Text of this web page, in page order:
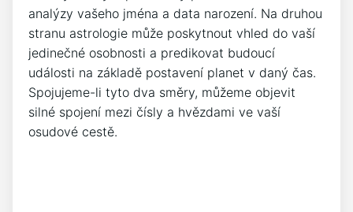
analýzy vašeho jména a data narození. Na druhou
stranu astrologie může poskytnout vhled do vaší
jedinečné osobnosti a predikovat budoucí
události na základě postavení planet v daný čas.
Spojujeme-li tyto dva směry, můžeme objevit
silné spojení mezi čísly a hvězdami ve vaší
osudové cestě.